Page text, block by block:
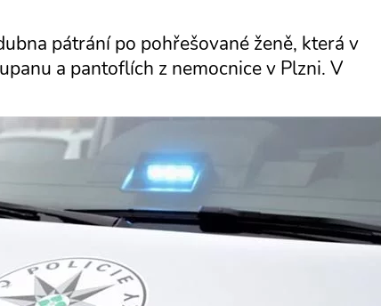
pátrání po pohřešované ženě, která v
a pantoflích z nemocnice v Plzni. V